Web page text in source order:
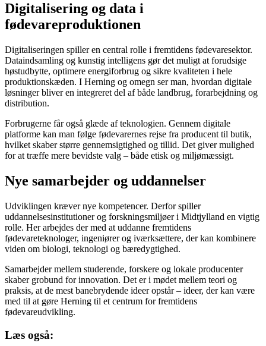
Digitalisering og data i
fødevareproduktionen
Digitaliseringen spiller en central rolle i fremtidens fødevaresektor.
Dataindsamling og kunstig intelligens gør det muligt at forudsige
høstudbytte, optimere energiforbrug og sikre kvaliteten i hele
produktionskæden. I Herning og omegn ser man, hvordan digitale
løsninger bliver en integreret del af både landbrug, forarbejdning og
distribution.
Forbrugerne får også glæde af teknologien. Gennem digitale
platforme kan man følge fødevarernes rejse fra producent til butik,
hvilket skaber større gennemsigtighed og tillid. Det giver mulighed
for at træffe mere bevidste valg – både etisk og miljømæssigt.
Nye samarbejder og uddannelser
Udviklingen kræver nye kompetencer. Derfor spiller
uddannelsesinstitutioner og forskningsmiljøer i Midtjylland en vigtig
rolle. Her arbejdes der med at uddanne fremtidens
fødevareteknologer, ingeniører og iværksættere, der kan kombinere
viden om biologi, teknologi og bæredygtighed.
Samarbejder mellem studerende, forskere og lokale producenter
skaber grobund for innovation. Det er i mødet mellem teori og
praksis, at de mest banebrydende ideer opstår – ideer, der kan være
med til at gøre Herning til et centrum for fremtidens
fødevareudvikling.
Læs også: